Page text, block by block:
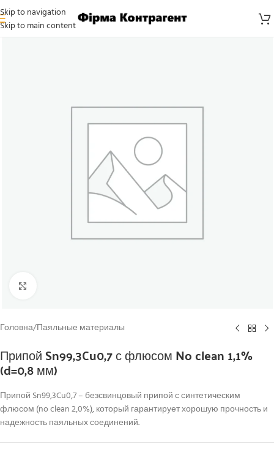
Skip to navigation
Skip to main content
Головна/Паяльные материалы
Припой Sn99,3Cu0,7 с флюсом No clean 1,1%
(d=0,8 мм)
Припой Sn99,3Cu0,7 – безсвинцовый припой с синтетическим
флюсом (no clean 2,0%), который гарантирует хорошую прочность и
надежность паяльных соединений.